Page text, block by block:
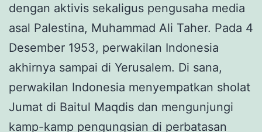
dengan aktivis sekaligus pengusaha media
asal Palestina, Muhammad Ali Taher. Pada 4
Desember 1953, perwakilan Indonesia
akhirnya sampai di Yerusalem. Di sana,
perwakilan Indonesia menyempatkan sholat
Jumat di Baitul Maqdis dan mengunjungi
kamp-kamp pengungsian di perbatasan